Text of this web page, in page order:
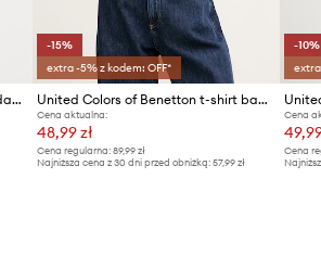
United Colors of Benetton t-shirt damski bawełniany
-15%
extra -5% z kodem: OFF*
United Colors of Benetton t-shirt bawełniany
Cena aktualna:
48,99 zł
Cena regularna: 89,99 zł
Najniższa cena z 30 dni przed obniżką: 57,99 zł
-10%
extra
Cena
Cena